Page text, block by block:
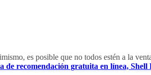
es posible que no todos estén a la
de recomendación gratuita en línea, Shell